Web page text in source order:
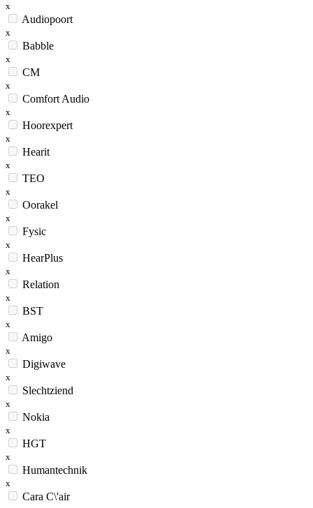
x
Audiopoort
x
Babble
x
CM
x
Comfort Audio
x
Hoorexpert
x
Hearit
x
TEO
x
Oorakel
x
Fysic
x
HearPlus
x
Relation
x
BST
x
Amigo
x
Digiwave
x
Slechtziend
x
Nokia
x
HGT
x
Humantechnik
x
Cara C\'air